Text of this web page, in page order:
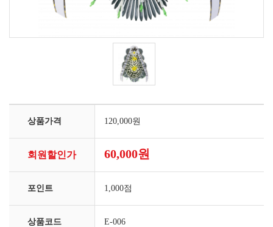
상품가격 120,000원
회원할인가 60,000원
포인트 1,000점
상품코드 E-006